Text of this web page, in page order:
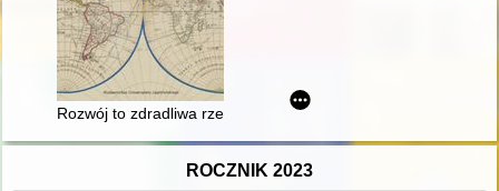
Rozwój to zdradliwa rzeka" : wyzwania polityki USA wobec
ROCZNIK 2023